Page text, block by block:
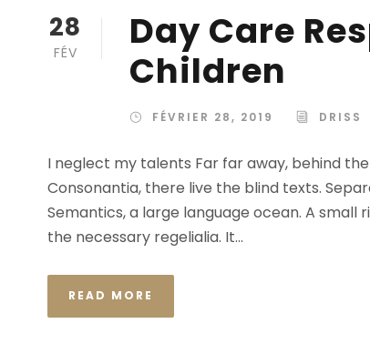
28
FÉV
Day Care
Children
FÉVRIER 28, 2019 DRISS
I neglect my talents Far far away, behind
Consonantia, there live the blind texts.
Semantics, a large language ocean. A
the necessary regelialia. It...
READ MORE